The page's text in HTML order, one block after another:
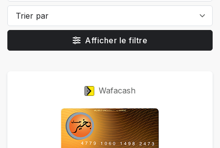
Afficher le filtre
Wafacash